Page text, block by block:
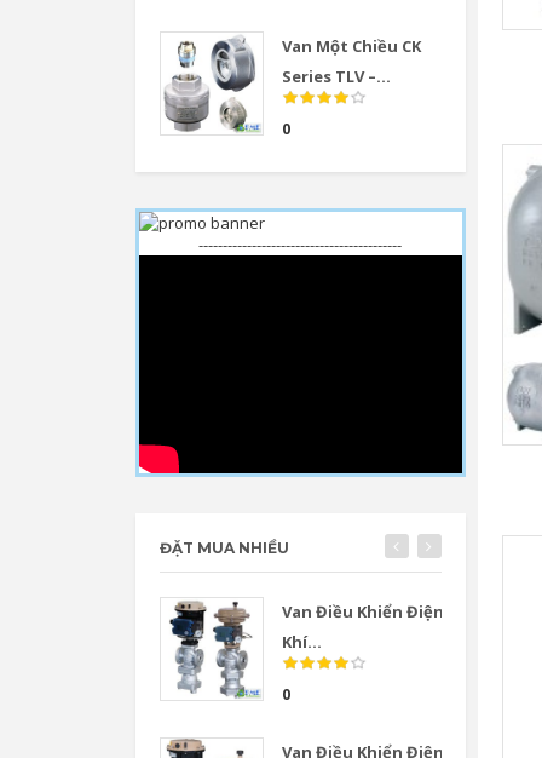
Van Một Chiều CK
Series TLV –...
0
------------------------------------------
ĐẶT MUA NHIỀU
Van Điều Khiển Điện
Khí...
0
Van Điều Khiển Điện